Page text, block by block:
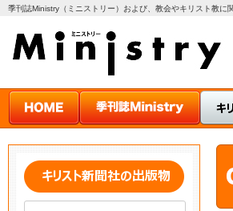
季刊誌Ministry（ミニストリー）および、教会やキリスト教に